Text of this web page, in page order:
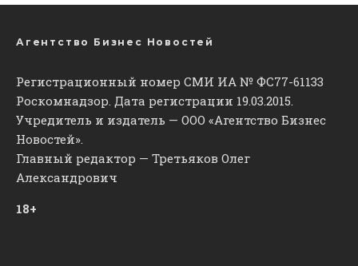
Агентство Бизнес Новостей
Регистрационный номер СМИ ИА № ФС77-61133
Роскомнадзор. Дата регистрации 19.03.2015.
Учредитель и издатель — ООО «Агентство Бизнес
Новостей».
Главный редактор — Третьяков Олег
Александрович
18+